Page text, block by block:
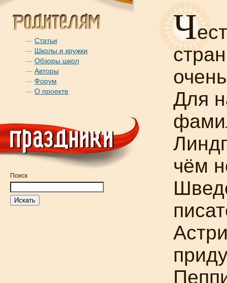
— Статьи
— Школы и кружки
— Обзоры школ
— Авторы
— Форум
— О проекте
Поиск
Ч
Для
чём